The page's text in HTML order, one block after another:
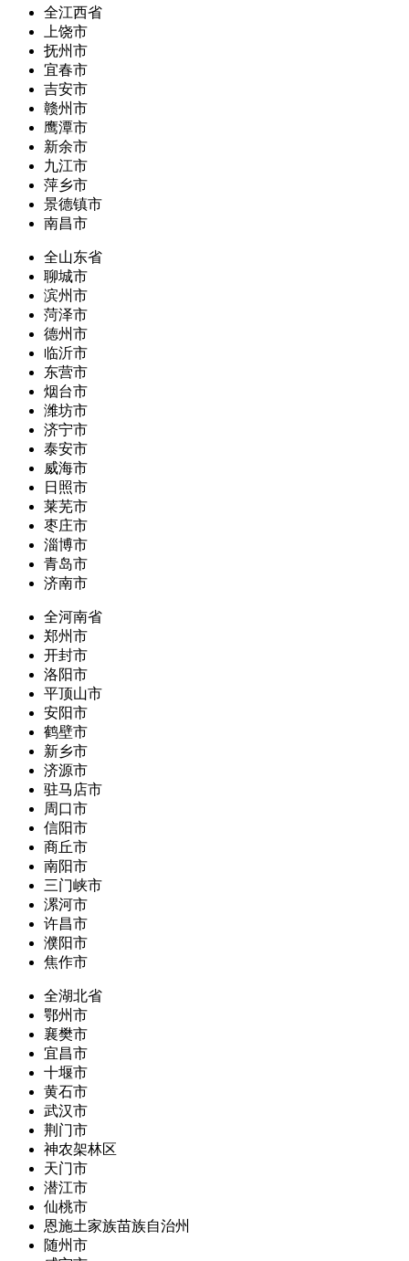
全江西省
上饶市
抚州市
宜春市
吉安市
赣州市
鹰潭市
新余市
九江市
萍乡市
景德镇市
南昌市
全山东省
聊城市
滨州市
菏泽市
德州市
临沂市
东营市
烟台市
潍坊市
济宁市
泰安市
威海市
日照市
莱芜市
枣庄市
淄博市
青岛市
济南市
全河南省
郑州市
开封市
洛阳市
平顶山市
安阳市
鹤壁市
新乡市
济源市
驻马店市
周口市
信阳市
商丘市
南阳市
三门峡市
漯河市
许昌市
濮阳市
焦作市
全湖北省
鄂州市
襄樊市
宜昌市
十堰市
黄石市
武汉市
荆门市
神农架林区
天门市
潜江市
仙桃市
恩施土家族苗族自治州
随州市